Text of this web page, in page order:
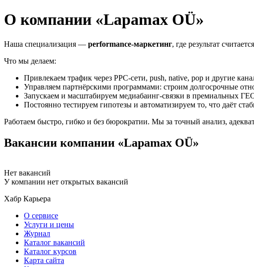
О компании «Lapamax OÜ»
Наша специализация — performance-маркетинг, где результат
Что мы делаем:
Привлекаем трафик через PPC-сети, push, native, pop и другие
Управляем партнёрскими программами: строим долгосрочные
Запускаем и масштабируем медиабаинг-связки в премиальных
Постоянно тестируем гипотезы и автоматизируем то, что даёт
Работаем быстро, гибко и без бюрократии. Мы за точный анализ,
Вакансии компании «Lapamax OÜ»
Нет вакансий
У компании нет открытых вакансий
Хабр Карьера
О сервисе
Услуги и цены
Журнал
Каталог вакансий
Каталог курсов
Карта сайта